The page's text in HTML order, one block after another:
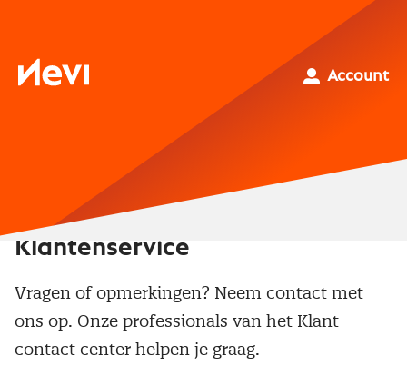
Nevi
Account
Klantenservice
Vragen of opmerkingen? Neem contact met
ons op. Onze professionals van het Klant
contact center helpen je graag.